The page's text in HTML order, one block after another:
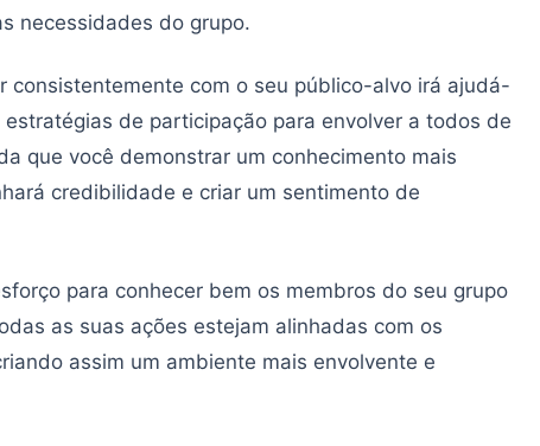
necessidades do grupo.
consistentemente com o seu público-alvo irá ajudá-
de participação para envolver a todos de
que você demonstrar um conhecimento mais
credibilidade e criar um sentimento de
para conhecer bem os membros do seu grupo
as suas ações estejam alinhadas com os
assim um ambiente mais envolvente e